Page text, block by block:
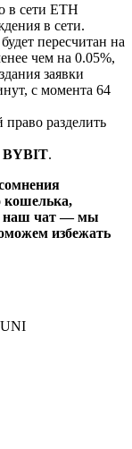
в сети ETH
в сети.
пересчитан на
чем на 0.05%,
заявки
с момента 64
разделить
BYBIT.
кошелька,
в наш чат — мы
избежать
UNI